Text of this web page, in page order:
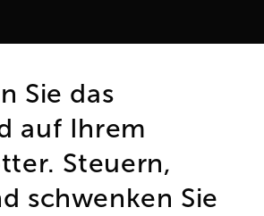
Sie das
auf Ihrem
Steuern,
schwenken Sie